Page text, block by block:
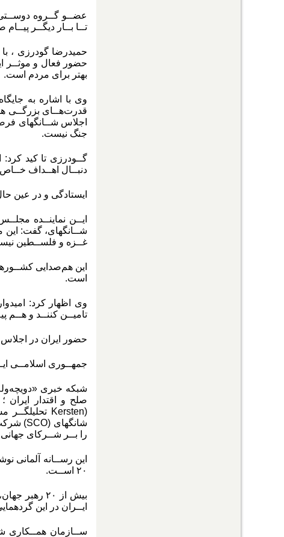
عضــو گــروه
تــا بــار دیگــر
حمیدرضا گودرزی ،
حضور فعال و موثــر
بهتر برای مردم است.
وی با اشاره به
قدرت‌هــای بزرگــی
اجلاس شــانگهای
جنگ نیست.
گــودرزی تا کید
دنبــال اهــداف
ایستادگی و در عین
ایــن نماینــده
شــانگهای، گفت: این
غــزه و فلســطین
این هم‌صدایی
است.
وی اظهار کرد:
تامیــن کننــد و هــم
حضور ایران در اجلاس
جمهــوری اسلامــی
شبکه خبری
صلح و اقتدار ایران
Kersten) تحلیلگــر
شانگهای (SCO)
را بــر شــرکای
این رســانه آلمانی
۲۰ اســت.
بیش از ۲۰
ایــران در این